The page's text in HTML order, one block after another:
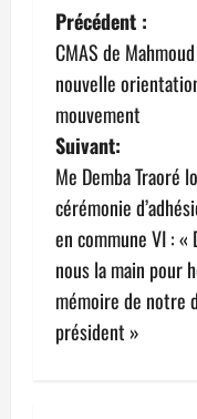
N
a
v
i
g
a
t
i
Précédent :
CMAS de
nouvelle
mouvement
Suivant:
Me Demba Traoré
cérémonie
en commune VI : «
nous la main pour
mémoire de notre
président »